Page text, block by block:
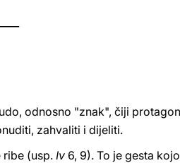
odnosno "znak", čiji
zahvaliti i dijeliti.
ribe (usp. Iv 6, 9). To je gesta